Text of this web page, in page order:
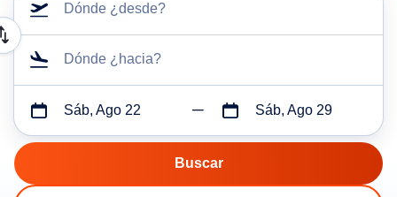
Dónde ¿desde?
Dónde ¿hacia?
Sáb, Ago 22 Sáb, Ago 29